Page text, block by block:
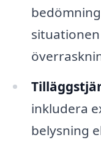
inkludera
belysning